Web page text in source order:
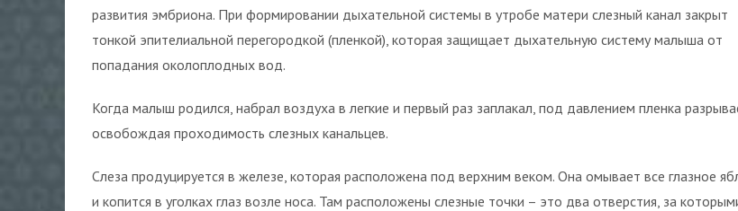
развития эмбриона. При формировании дыхательной системы в утробе матери слезный канал закрыт
тонкой эпителиальной перегородкой (пленкой), которая защищает дыхательную систему малыша от
попадания околоплодных вод.
Когда малыш родился, набрал воздуха в легкие и первый раз заплакал, под давлением пленка
освобождая проходимость слезных канальцев.
Слеза продуцируется в железе, которая расположена под верхним веком. Она омывает все глазное
и копится в уголках глаз возле носа. Там расположены слезные точки – это два отверстия, за